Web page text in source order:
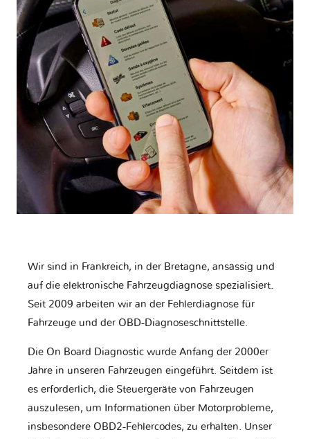
Wir sind in Frankreich, in der Bretagne, ansässig und
auf die elektronische Fahrzeugdiagnose spezialisiert.
Seit 2009 arbeiten wir an der Fehlerdiagnose für
Fahrzeuge und der OBD-Diagnoseschnittstelle.
Die On Board Diagnostic wurde Anfang der 2000er
Jahre in unseren Fahrzeugen eingeführt. Seitdem ist
es erforderlich, die Steuergeräte von Fahrzeugen
auszulesen, um Informationen über Motorprobleme,
insbesondere OBD2-Fehlercodes, zu erhalten. Unser